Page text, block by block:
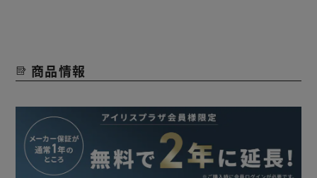
商品情報